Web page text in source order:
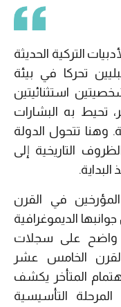
التركية الحديثة
تحركا في بيئة
استثنائيتين
به البشارات
وهنا تتحول الدولة
التاريخية إلى
في القرن
الديموغرافية
واضح على سجلات
الخامس عشر
المتأخر يكشف
التأسيسية